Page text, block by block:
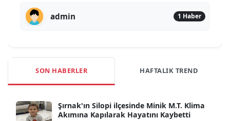
admin 1 Haber
SON HABERLER HAFTALIK TREND
Şırnak'ın Silopi ilçesinde Minik M.T. Klima
Akımına Kapılarak Hayatını Kaybetti